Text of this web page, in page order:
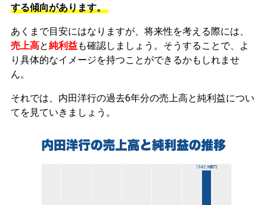
する傾向があります。
あくまで目安にはなりますが、将来性を考える際には、
売上高と純利益も確認しましょう。そうすることで、よ
り具体的なイメージを持つことができるかもしれませ
ん。
それでは、内田洋行の過去6年分の売上高と純利益につい
てを見ていきましょう。